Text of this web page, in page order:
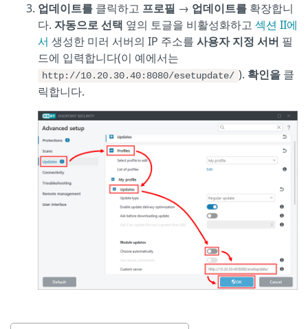
업데이트를 클릭하고 프로필 → 업데이트를 확장합니
다. 자동으로 선택 옆의 토글을 비활성화하고 섹션 II에
서 생성한 미러 서버의 IP 주소를 사용자 지정 서버 필
드에 입력합니다(이 예에서는
http://10.20.30.40:8080/esetupdate/ ). 확인을 클
릭합니다.